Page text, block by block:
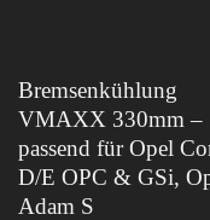
Bremsenkühlung
VMAXX 330mm –
passend für Opel
D/E OPC & GSi,
Adam S